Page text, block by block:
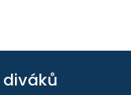
diváků